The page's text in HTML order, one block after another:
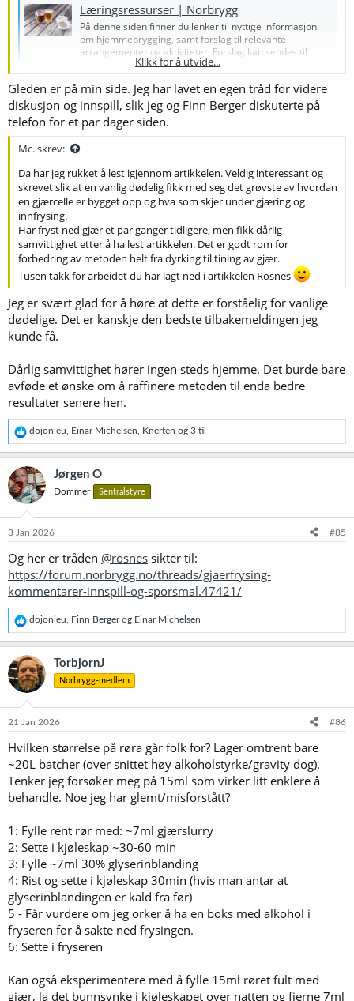
Læringsressurser | Norbrygg
På denne siden finner du lenker til nyttige informasjon
om hjemmebrygging, samt forslag til relevante
arrangementer og aktiviteter. Forslag kan sendes til
norbrygg.noKlikk for å utvide...
Gleden er på min side. Jeg har lavet en egen tråd for videre
diskusjon og innspill, slik jeg og Finn Berger diskuterte på
telefon for et par dager siden.
Mc. skrev:
Da har jeg rukket å lest igjennom artikkelen. Veldig interessant og
skrevet slik at en vanlig dødelig fikk med seg det grøvste av hvordan
en gjærcelle er bygget opp og hva som skjer under gjæring og
innfrysing.
Har fryst ned gjær et par ganger tidligere, men fikk dårlig
samvittighet etter å ha lest artikkelen. Det er godt rom for
forbedring av metoden helt fra dyrking til tining av gjær.
Tusen takk for arbeidet du har lagt ned i artikkelen Rosnes
Jeg er svært glad for å høre at dette er forståelig for vanlige
dødelige. Det er kanskje den bedste tilbakemeldingen jeg
kunde få.
Dårlig samvittighet hører ingen steds hjemme. Det burde bare
avføde et ønske om å raffinere metoden til enda bedre
resultater senere hen.
R
e
a
k
s
j
o
e
:
dojonieu Einar Michelsen Knerten og 3 til
Jørgen O
Dommer Sentralstyre
3 Jan 2026 #85
Og her er tråden @rosnes sikter til:
https://forum.norbrygg.no/threads/gjaerfrysing-
kommentarer-innspill-og-sporsmal.47421/
R
e
a
k
s
j
o
e
:
dojonieu Finn Bergerog Einar Michelsen
TorbjornJ
Norbrygg-medlem
21 Jan 2026 #86
Hvilken størrelse på røra går folk for? Lager omtrent bare
~20L batcher (over snittet høy alkoholstyrke/gravity dog).
Tenker jeg forsøker meg på 15ml som virker litt enklere å
behandle. Noe jeg har glemt/misforstått?
1: Fylle rent rør med: ~7ml gjærslurry
2: Sette i kjøleskap ~30-60 min
3: Fylle ~7ml 30% glyserinblanding
4: Rist og sette i kjøleskap 30min (hvis man antar at
glyserinblandingen er kald fra før)
5 - Får vurdere om jeg orker å ha en boks med alkohol i
fryseren for å sakte ned frysingen.
6: Sette i fryseren
Kan også eksperimentere med å fylle 15ml røret fult med
gjær, la det bunnsynke i kjøleskapet over natten og fjerne 7ml